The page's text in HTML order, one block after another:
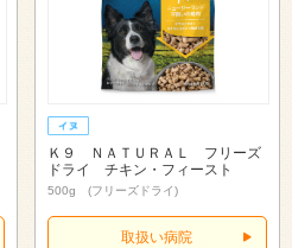
Ｋ９ ＮＡＴＵＲＡＬ フリーズ
ドライ チキン・フィースト
500g (フリーズドライ)
取扱い病院